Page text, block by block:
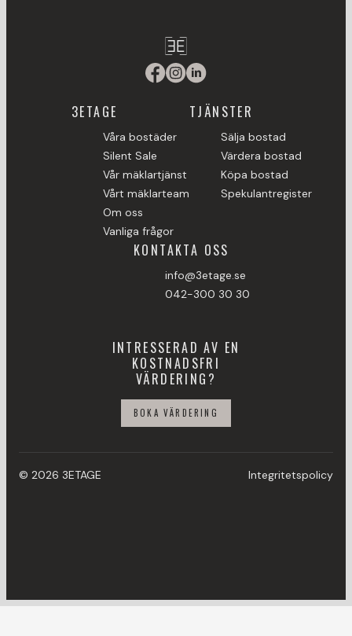
3ETAGE
Våra bostäder
Silent Sale
Vår mäklartjänst
Vårt mäklarteam
Om oss
Vanliga frågor
TJÄNSTER
Sälja bostad
Värdera bostad
Köpa bostad
Spekulantregister
KONTAKTA OSS
info@3etage.se
042-300 30 30
INTRESSERAD AV EN
KOSTNADSFRI
VÄRDERING?
BOKA VÄRDERING
© 2026 3ETAGE Integritetspolicy